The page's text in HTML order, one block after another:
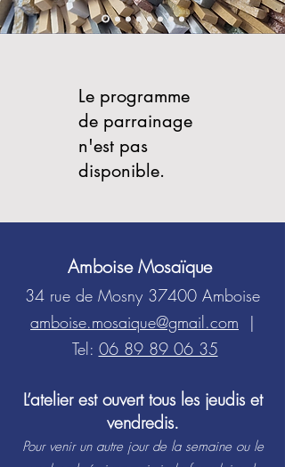
Le programme
de parrainage
n'est pas
disponible.
Amboise Mosaïque
34 rue de Mosny 37400 Amboise
amboise.mosaique@gmail.com |
Tel: 06 89 89 06 35
​L’atelier est ouvert tous les jeudis et
vendredis.
Pour venir un autre jour de la semaine ou le